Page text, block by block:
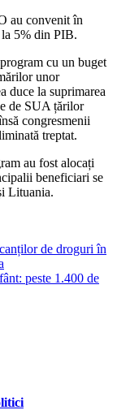
au convenit în
la 5% din PIB.
cu un buget
unor
duce la suprimarea
de SUA țărilor
congresmenii
treptat.
au fost alocați
beneficiari se
Lituania.
de droguri în
peste 1.400 de